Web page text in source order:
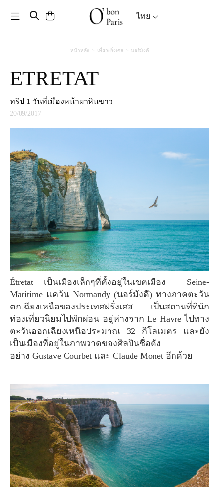
Toggle navigation ไทย
หน้าหลัก เที่ยวฝรั่งเศส นอร์มังดี
ETRETAT
ทริป 1 วันที่เมืองหน้าผาหินขาว
20/09/2017
Étretat เป็นเมืองเล็กๆที่ตั้งอยู่ในเขตเมือง Seine-
Maritime แคว้น Normandy (นอร์มังดี) ทางภาคตะวัน
ตกเฉียงเหนือของประเทศฝรั่งเศส เป็นสถานที่ที่นัก
ท่องเที่ยวนิยมไปพักผ่อน อยู่ห่างจาก Le Havre ไปทาง
ตะวันออกเฉียงเหนือประมาณ 32 กิโลเมตร และยัง
เป็นเมืองที่อยู่ในภาพวาดของศิลปินชื่อดัง
อย่าง Gustave Courbet และ Claude Monet อีกด้วย